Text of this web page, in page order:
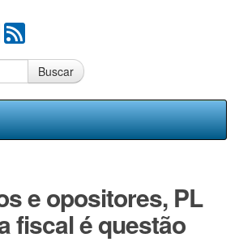
Buscar
e opositores, PL
fiscal é questão